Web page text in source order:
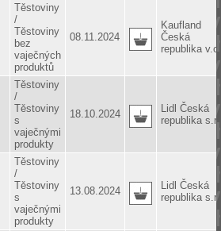
Těstoviny
/
Těstoviny
bez
vaječných
produktů
08.11.2024
Kaufland
Česká
republika
Těstoviny
/
Těstoviny
s
vaječnými
produkty
18.10.2024
Lidl Česká
republika
Těstoviny
/
Těstoviny
s
vaječnými
produkty
13.08.2024
Lidl Česká
republika